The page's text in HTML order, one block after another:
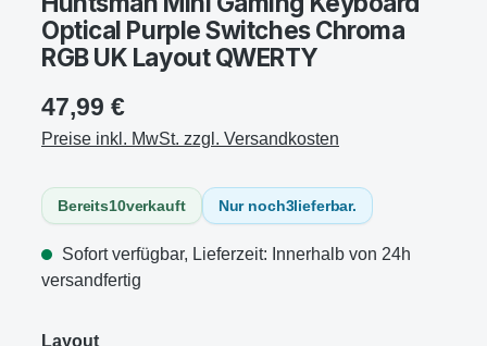
Optical Purple Switches Chroma
RGB UK Layout QWERTY
47,99 €
Preise inkl. MwSt. zzgl. Versandkosten
Bereits10verkauft Nur noch3lieferbar.
Sofort verfügbar, Lieferzeit: Innerhalb von 24h
versandfertig
Layout